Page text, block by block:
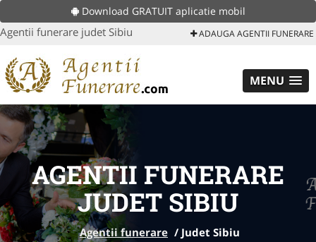
Download GRATUIT aplicatie mobil
Agentii funerare judet Sibiu ADAUGA AGENTII FUNERARE
MENU
AGENTII FUNERARE
JUDET SIBIU
Agentii funerare / Judet Sibiu